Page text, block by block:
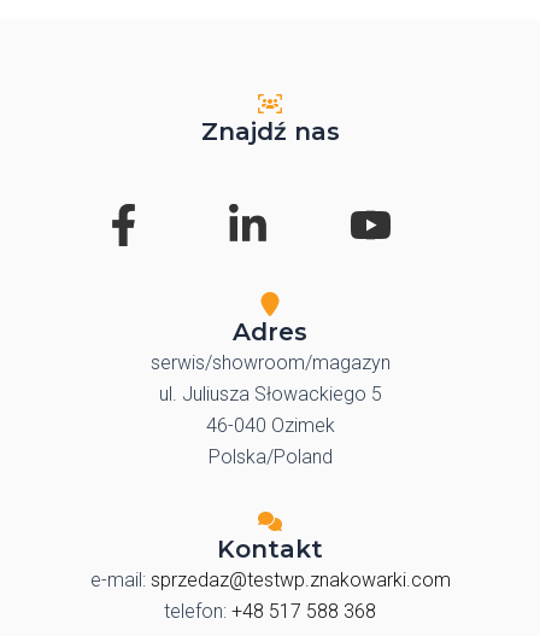
Znajdź nas
Adres
serwis/showroom/magazyn
ul. Juliusza Słowackiego 5
46-040 Ozimek
Polska/Poland
Kontakt
e-mail: sprzedaz@testwp.znakowarki.com
telefon: +48 517 588 368